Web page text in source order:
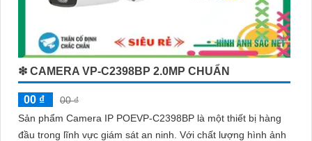
❇ CAMERA VP-C2398BP 2.0MP CHUẨN
00 ₫
00 ₫
Sản phẩm Camera IP POEVP-C2398BP là một thiết bị hàng
đầu trong lĩnh vực giám sát an ninh. Với chất lượng hình ảnh